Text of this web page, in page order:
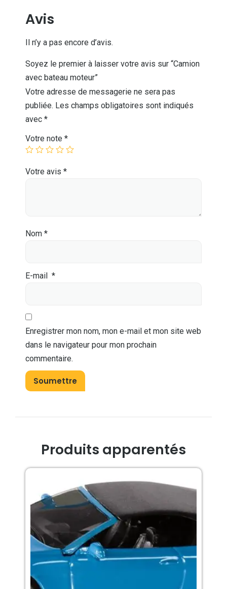
Avis
Il n’y a pas encore d’avis.
Soyez le premier à laisser votre avis sur “Camion
avec bateau moteur”
Votre adresse de messagerie ne sera pas
publiée. Les champs obligatoires sont indiqués
avec *
Votre note *
Votre avis *
Nom *
E-mail *
Enregistrer mon nom, mon e-mail et mon site web
dans le navigateur pour mon prochain
commentaire.
Produits apparentés